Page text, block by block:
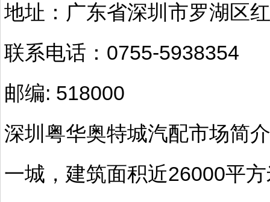
地址：广东省深圳市罗湖区
联系电话：0755-5938354
邮编: 518000
深圳粤华奥特城汽配市场简
一城，建筑面积近26000平